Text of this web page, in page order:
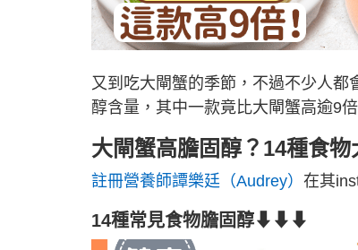
又到吃大閘蟹的季節，不過不少人
醇含量，其中一款竟比大閘蟹高逾9
大閘蟹高膽固醇？14種食物
註冊營養師譚樂廷（Audrey） 在其
14種常見食物膽固醇⬇⬇⬇